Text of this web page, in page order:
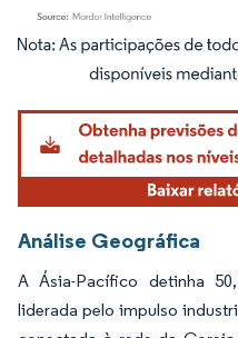
Imagem © Mordor Intelligence. O
Análise Geográfica
A Ásia-Pacífico detinha
liderada pelo impulso